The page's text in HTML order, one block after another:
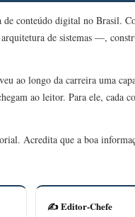
conteúdo digital no Brasil.
de sistemas —,
ao longo da carreira uma
ao leitor. Para ele, cada
Acredita que a boa
✍️ Editor-Chefe